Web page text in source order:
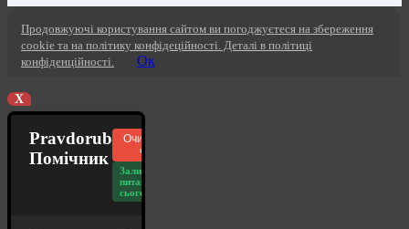
Продовжуючі користування сайтом ви погоджуєтеся на збереження
cookie та на політику конфідеційності. Деталі в політиці
конфіденційності.
Ок
X
Pravdorub
Помічник
Очистити
чат
Залишилось
питань
сьогодні: 20